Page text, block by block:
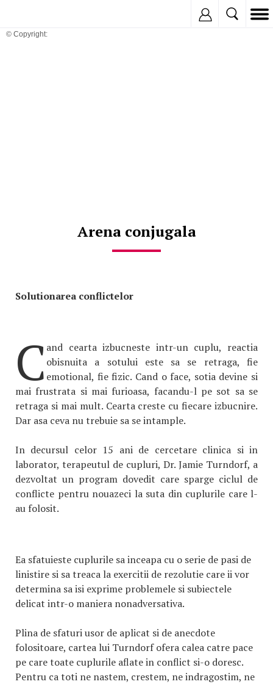
© Copyright:
Arena conjugala
Solutionarea conflictelor
C and cearta izbucneste intr-un cuplu, reactia
obisnuita a sotului este sa se retraga, fie
emotional, fie fizic. Cand o face, sotia devine si
mai frustrata si mai furioasa, facandu-l pe sot sa se
retraga si mai mult. Cearta creste cu fiecare izbucnire.
Dar asa ceva nu trebuie sa se intample.
In decursul celor 15 ani de cercetare clinica si in
laborator, terapeutul de cupluri, Dr. Jamie Turndorf, a
dezvoltat un program dovedit care sparge ciclul de
conflicte pentru nouazeci la suta din cuplurile care l-
au folosit.
Ea sfatuieste cuplurile sa inceapa cu o serie de pasi de
linistire si sa treaca la exercitii de rezolutie care ii vor
determina sa isi exprime problemele si subiectele
delicat intr-o maniera nonadversativa.
Plina de sfaturi usor de aplicat si de anecdote
folositoare, cartea lui Turndorf ofera calea catre pace
pe care toate cuplurile aflate in conflict si-o doresc.
Pentru ca toti ne nastem, crestem, ne indragostim, ne